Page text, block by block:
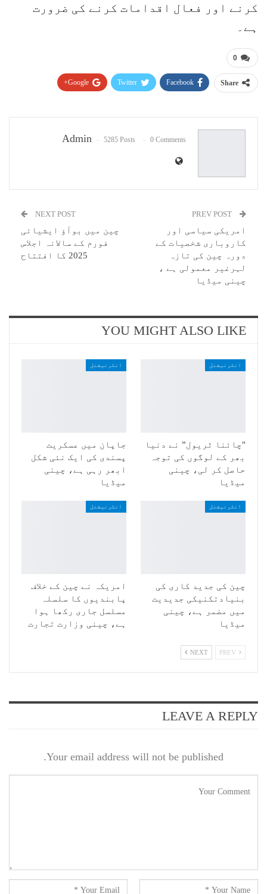
کرنے اور فعال اقدامات کرنے کی ضرورت
ہے۔
0
Share
Facebook
Twitter
Google+
Admin 5285 Posts 0 Comments
امریکی سیاسی اور
کاروباری شخصیات کے
دورہ چین کی تازہ
لہرغیر معمولی ہے ،
چینی میڈیا
NEXT POST
چین میں بوآؤ ایشیائی
فورم کے سالانہ اجلاس
2025 کا افتتاح
YOU MIGHT ALSO LIKE
انٹرنیشنل
"چائنا ٹریول” نے دنیا
بھر کے لوگوں کی توجہ
حاصل کر لی، چینی
میڈیا
انٹرنیشنل
جاپان میں عسکریت
پسندی کی ایک نئی شکل
ابھر رہی ہے، چینی
میڈیا
انٹرنیشنل
چین کی جدید کاری کی
بنیادتکنیکی جدیدیت
میں مضمر ہے، چینی
میڈیا
انٹرنیشنل
امریکہ نے چین کے خلاف
پابندیوں کا سلسلہ
مسلسل جاری رکھا ہوا
ہے، چینی وزارت تجارت
NEXT
LEAVE A REPLY
Your email address will not be published.